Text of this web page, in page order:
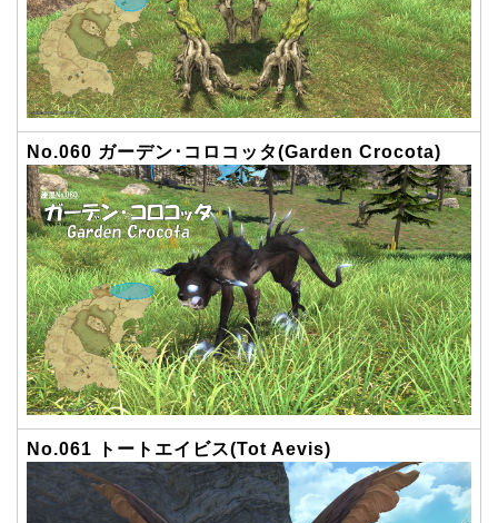
No.060 ガーデン･コロコッタ(Garden Crocota)
No.061 トートエイビス(Tot Aevis)